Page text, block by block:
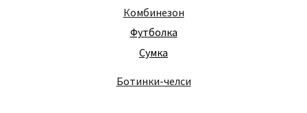
Комбинезон
Футболка
Сумка
Ботинки-челси